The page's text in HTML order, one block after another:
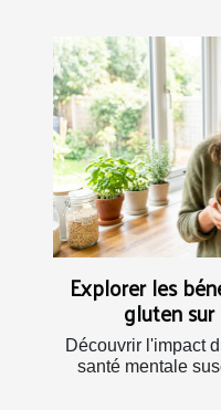
Explorer les
gluten
Découvrir l'impact
santé mentale